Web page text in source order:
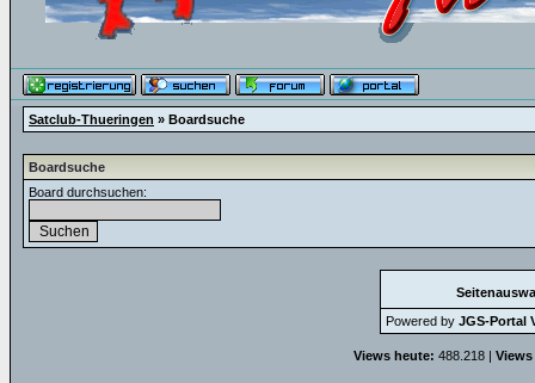
Satclub-Thueringen » Boardsuche
Boardsuche
Board durchsuchen:
Powered by JGS-Portal
Views heute: 488.218 |